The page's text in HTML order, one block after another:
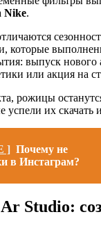
Nike.
которые
выпуск нового
или акция на
рожицы
успели их скачать
] Почему не
в Инстаграм?
Studio: